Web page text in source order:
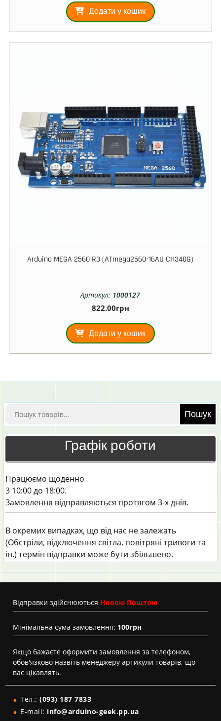
Додати у кошик
Arduino MEGA 2560 R3 (ATmega2560-16AU CH340G)
Артикул: 1000127
822.00грн
Додати у кошик
Шукати: Пошук
Графік роботи
Працюємо щоденно
3 10:00 до 18:00.
Замовлення відправляються протягом 3-х днів.
В окремих випадках, що від нас не залежать
(Обстріли, відключення світла, повітряні тривоги та
ін.) термін відправки може бути збільшено.
Вiдправки здійснюються Новою Поштою
Мінімальна сума замовлення: 100грн
Якщо бажаєте оформити замовлення за телефоном,
обов'язково назвіть менеджеру артикули товарів, що
вас цікавлять.
Тел.: (093) 187 7833
E-mail: info@arduino-geek.pp.ua